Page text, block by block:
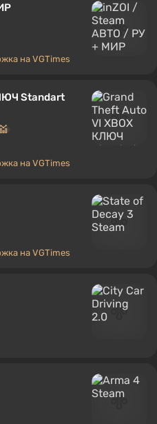
на VGTimes
Standart
на VGTimes
на VGTimes